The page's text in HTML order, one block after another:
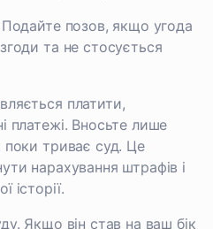
Подайте позов, якщо угода
та не стосується
платити,
платежі. Вносьте лише
поки триває суд. Це
нарахування штрафів і
історії.
Якщо він став на ваш бік